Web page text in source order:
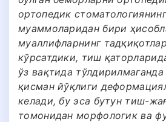
ортопедик
муаммоларидан бири
муаллифларнинг
кўрсатдики, тиш
ўз вақтида
қисман йўқлиги
келади, бу эса бутун тиш-
томонидан морфологик ва